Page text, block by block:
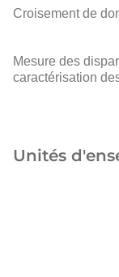
Croisement de
Mesure des
caractérisation
Unités